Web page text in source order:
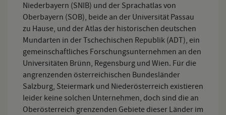
Niederbayern (SNIB) und der Sprachatlas von
Oberbayern (SOB), beide an der Universität Passau
zu Hause, und der Atlas der historischen deutschen
Mundarten in der Tschechischen Republik (ADT), ein
gemeinschaftliches Forschungsunternehmen an den
Universitäten Brünn, Regensburg und Wien. Für die
angrenzenden österreichischen Bundesländer
Salzburg, Steiermark und Niederösterreich existieren
leider keine solchen Unternehmen, doch sind die an
Oberösterreich grenzenden Gebiete dieser Länder im